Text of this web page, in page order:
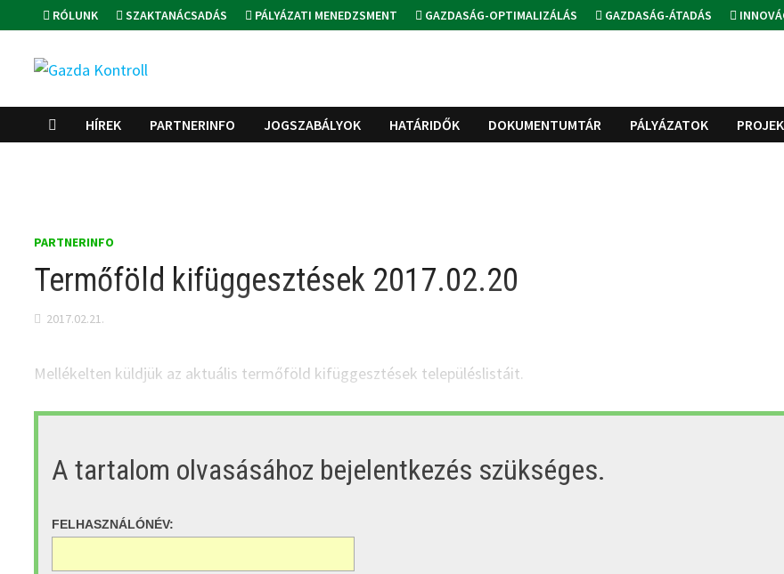
to
content
RÓLUNK SZAKTANÁCSADÁS PÁLYÁZATI MENEDZSMENT GAZDASÁG-OPTIMALIZÁLÁS GAZDASÁG-ÁTADÁS
HÍREK PARTNERINFO JOGSZABÁLYOK HATÁRIDŐK DOKUMENTUMTÁR PÁLYÁZATOK
PARTNERINFO
Termőföld kifüggesztések 2017.02.20
2017.02.21.
Mellékelten küldjük az aktuális termőföld kifüggesztések településlistáit.
A tartalom olvasásához bejelentkezés szükséges.
FELHASZNÁLÓNÉV: